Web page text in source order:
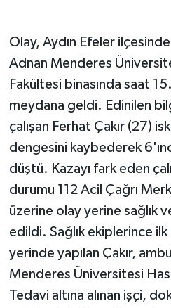
Olay, Aydın Efeler
Adnan Menderes
Fakültesi binasında saat
meydana geldi. Edinilen
çalışan Ferhat Çakır (27)
dengesini kaybederek
düştü. Kazayı fark eden
durumu 112 Acil Çağrı
üzerine olay yerine sağlık
edildi. Sağlık ekiplerince
yerinde yapılan Çakır,
Menderes Üniversitesi
Tedavi altına alınan işçi,